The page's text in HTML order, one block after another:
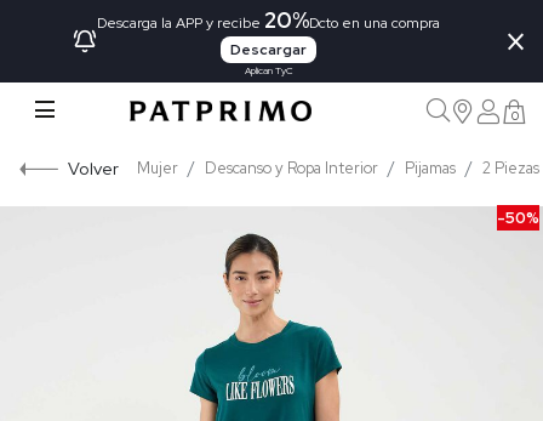
Descarga la APP y recibe 20%Dcto en una compra
Descargar
Aplican TyC
×
0
Volver Mujer Descanso y Ropa Interior Pijamas 2 Piezas
-50%